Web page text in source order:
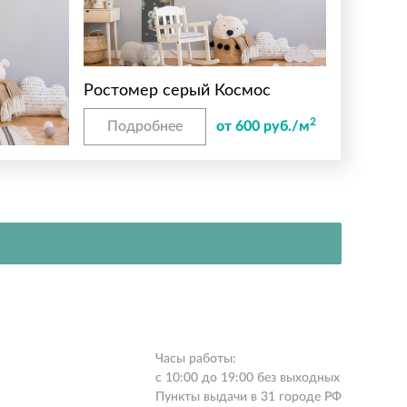
Ростомер серый Космос
Подробнее от 600 руб./м2
Часы работы:
с 10:00 до 19:00 без выходных
Пункты выдачи в 31 городе РФ